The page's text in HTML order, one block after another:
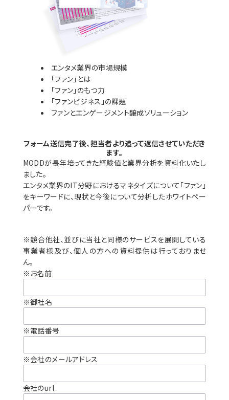
エンタメ業界の市場規模
「ファン」とは
「ファン」のもつ力
「ファンビジネス」の課題
ファンとエンゲージメント醸成ソリューション
フォーム送信完了後、担当者より追って返信させていただき
ます。
MODDが長年培ってきた経験値と業界分析を資料化いたし
ました。
エンタメ業界のIT分野におけるマネタイズについて「ファン」
をキーワードに、現状と今後について分析したホワイトペー
パーです。
※競合他社、並びに当社と同様のサービスを展開している
事業者様及び、個人の方への資料提供は行っておりませ
ん。
※お名前
※御社名
※電話番号
※会社のメールアドレス
会社のurl